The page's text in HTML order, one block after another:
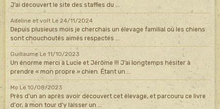
J’ai découvert le site des staffies du ...
Adeline et volt Le 24/11/2024
Depuis plusieurs mois je cherchais un élevage familial où les chiens
sont chouchoutés aimés respectés ...
Guillaume Le 11/10/2023
Un énorme merci à Lucie et Jérôme !!! J’ai longtemps hésiter à
prendre « mon propre » chien. Étant un ...
Mo Le 10/08/2023
Près d'un an après avoir découvert cet élevage, et parcouru ce livre
d'or, à mon tour d'y laisser un ...